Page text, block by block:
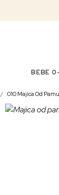
BEBE
010 Majica Od